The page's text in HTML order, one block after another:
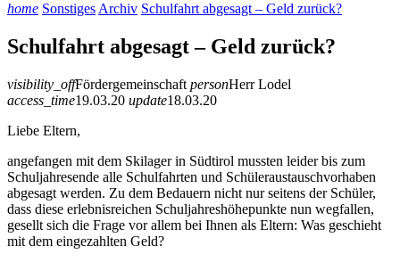
home Sonstiges Archiv Schulfahrt abgesagt – Geld zurück?
Schulfahrt abgesagt – Geld zurück?
visibility_offFördergemeinschaft personHerr Lodel
access_time19.03.20 update18.03.20
Liebe Eltern,
angefangen mit dem Skilager in Südtirol mussten leider bis zum
Schuljahresende alle Schulfahrten und Schüleraustauschvorhaben
abgesagt werden. Zu dem Bedauern nicht nur seitens der Schüler,
dass diese erlebnisreichen Schuljahreshöhepunkte nun wegfallen,
gesellt sich die Frage vor allem bei Ihnen als Eltern: Was geschieht
mit dem eingezahlten Geld?